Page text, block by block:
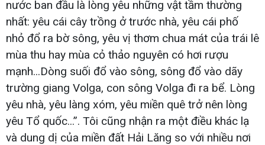
nước ban đầu là lòng yêu những vật tầm thường
nhất: yêu cái cây trồng ở trước nhà, yêu cái phố
nhỏ đổ ra bờ sông, yêu vị thơm chua mát của trái lê
mùa thu hay mùa cỏ thảo nguyên có hơi rượu
mạnh...Dòng suối đổ vào sông, sông đổ vào dãy
trường giang Volga, con sông Volga đi ra bể. Lòng
yêu nhà, yêu làng xóm, yêu miền quê trở nên lòng
yêu Tổ quốc...”. Tôi cũng nhận ra một điều khác lạ
và dung dị của miền đất Hải Lăng so với nhiều nơi